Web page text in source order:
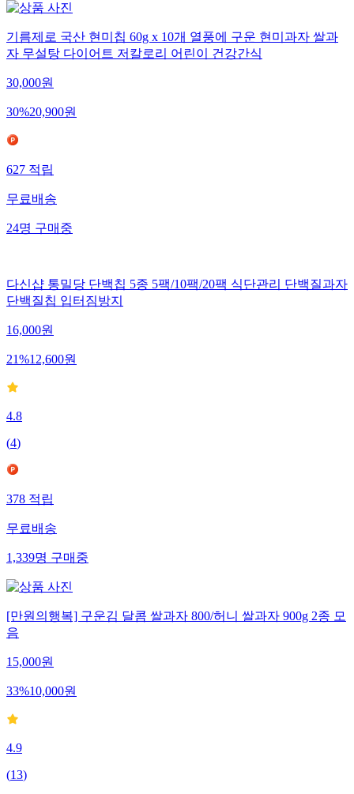
기름제로 국산 현미칩 60g x 10개 열풍에 구운 현미과자 쌀과
자 무설탕 다이어트 저칼로리 어린이 건강간식
30,000원
30%20,900원
627적립
무료배송
24명구매중
다신샵 통밀당 단백칩 5종 5팩/10팩/20팩 식단관리 단백질과자
단백질칩 입터짐방지
16,000원
21%12,600원
4.8
(4)
378적립
무료배송
1,339명구매중
[만원의행복] 구운김 달콤 쌀과자 800/허니 쌀과자 900g 2종 모
음
15,000원
33%10,000원
4.9
(13)